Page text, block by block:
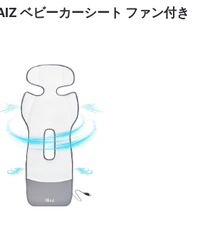
ベビーカーシート ファン付き